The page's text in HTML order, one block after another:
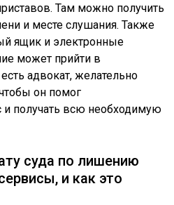
Там можно получить
и месте слушания. Также
ящик и электронные
может прийти в
адвокат, желательно
он помог
и получать всю необходимую
суда по лишению
и как это